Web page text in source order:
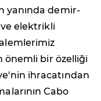
yanında demir-
elektrikli
önemli bir özelliği
ihracatından
Cabo